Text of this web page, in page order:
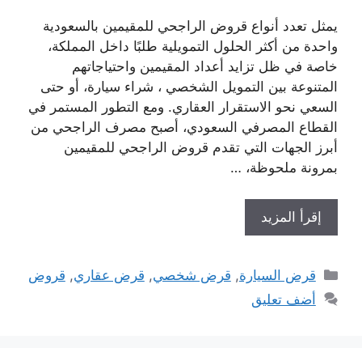
يمثل تعدد أنواع قروض الراجحي للمقيمين بالسعودية
واحدة من أكثر الحلول التمويلية طلبًا داخل المملكة،
خاصة في ظل تزايد أعداد المقيمين واحتياجاتهم
المتنوعة بين التمويل الشخصي ، شراء سيارة، أو حتى
السعي نحو الاستقرار العقاري. ومع التطور المستمر في
القطاع المصرفي السعودي، أصبح مصرف الراجحي من
أبرز الجهات التي تقدم قروض الراجحي للمقيمين
بمرونة ملحوظة، …
إقرأ المزيد
التصنيفات
قرض السيارة, قرض شخصي, قرض عقاري, قروض
أضف تعليق